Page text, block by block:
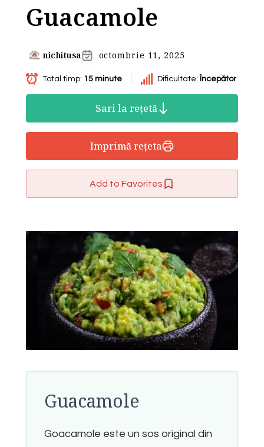
Guacamole
nichitusa octombrie 11, 2025
Total timp: 15 minute Dificultate: Începător
Sari la rețetă
Imprimă rețeta
Add to Favorites
Guacamole
Goacamole este un sos original din